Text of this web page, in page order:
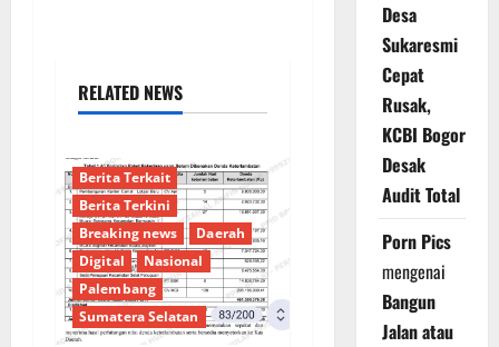
RELATED NEWS
Berita Terkait
Berita Terkini
Breaking news
Daerah
Digital
Nasional
Palembang
Sumatera Selatan
Desa
Sukaresmi
Cepat
Rusak,
KCBI Bogor
Desak
Audit Total
Porn Pics
mengenai
Bangun
Jalan atau